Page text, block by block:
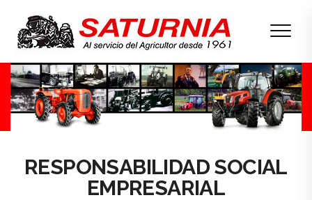
RESPONSABILIDAD SOCIAL
EMPRESARIAL